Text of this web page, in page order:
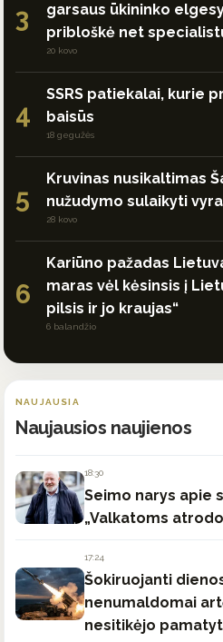
3
garsaus ūkininko
pribloškė net
20 kovo
4
SSRS patiekalai, kurie
baisūs
18 gegužės
5
Kruvinas nusikaltimas
nužudymo sulaikyti
28 kovo
6
Kariūno pažadas
maras vėl kėsinsis į
pilsis ir jo kraujas“
6 balandžio
NAUJAUSIA
Naujausios naujienos
18:30
Seimo narys apie
„Valkatoms
17:24
Šokiruojanti
nenumaldomai
nesitikėjo